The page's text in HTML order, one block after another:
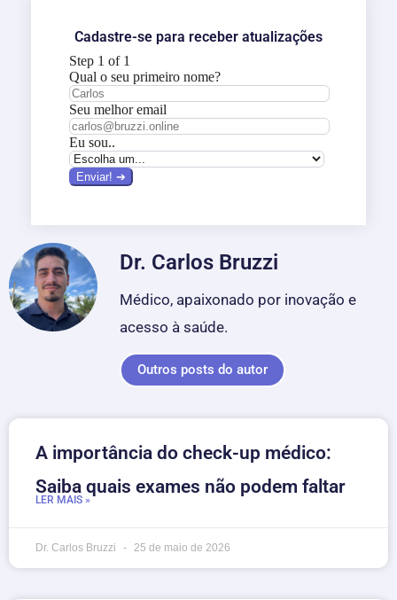
Cadastre-se para receber atualizações
Dr. Carlos Bruzzi
Médico, apaixonado por inovação e
acesso à saúde.
Outros posts do autor
A importância do check-up médico:
Saiba quais exames não podem faltar
LER MAIS »
Dr. Carlos Bruzzi 25 de maio de 2026